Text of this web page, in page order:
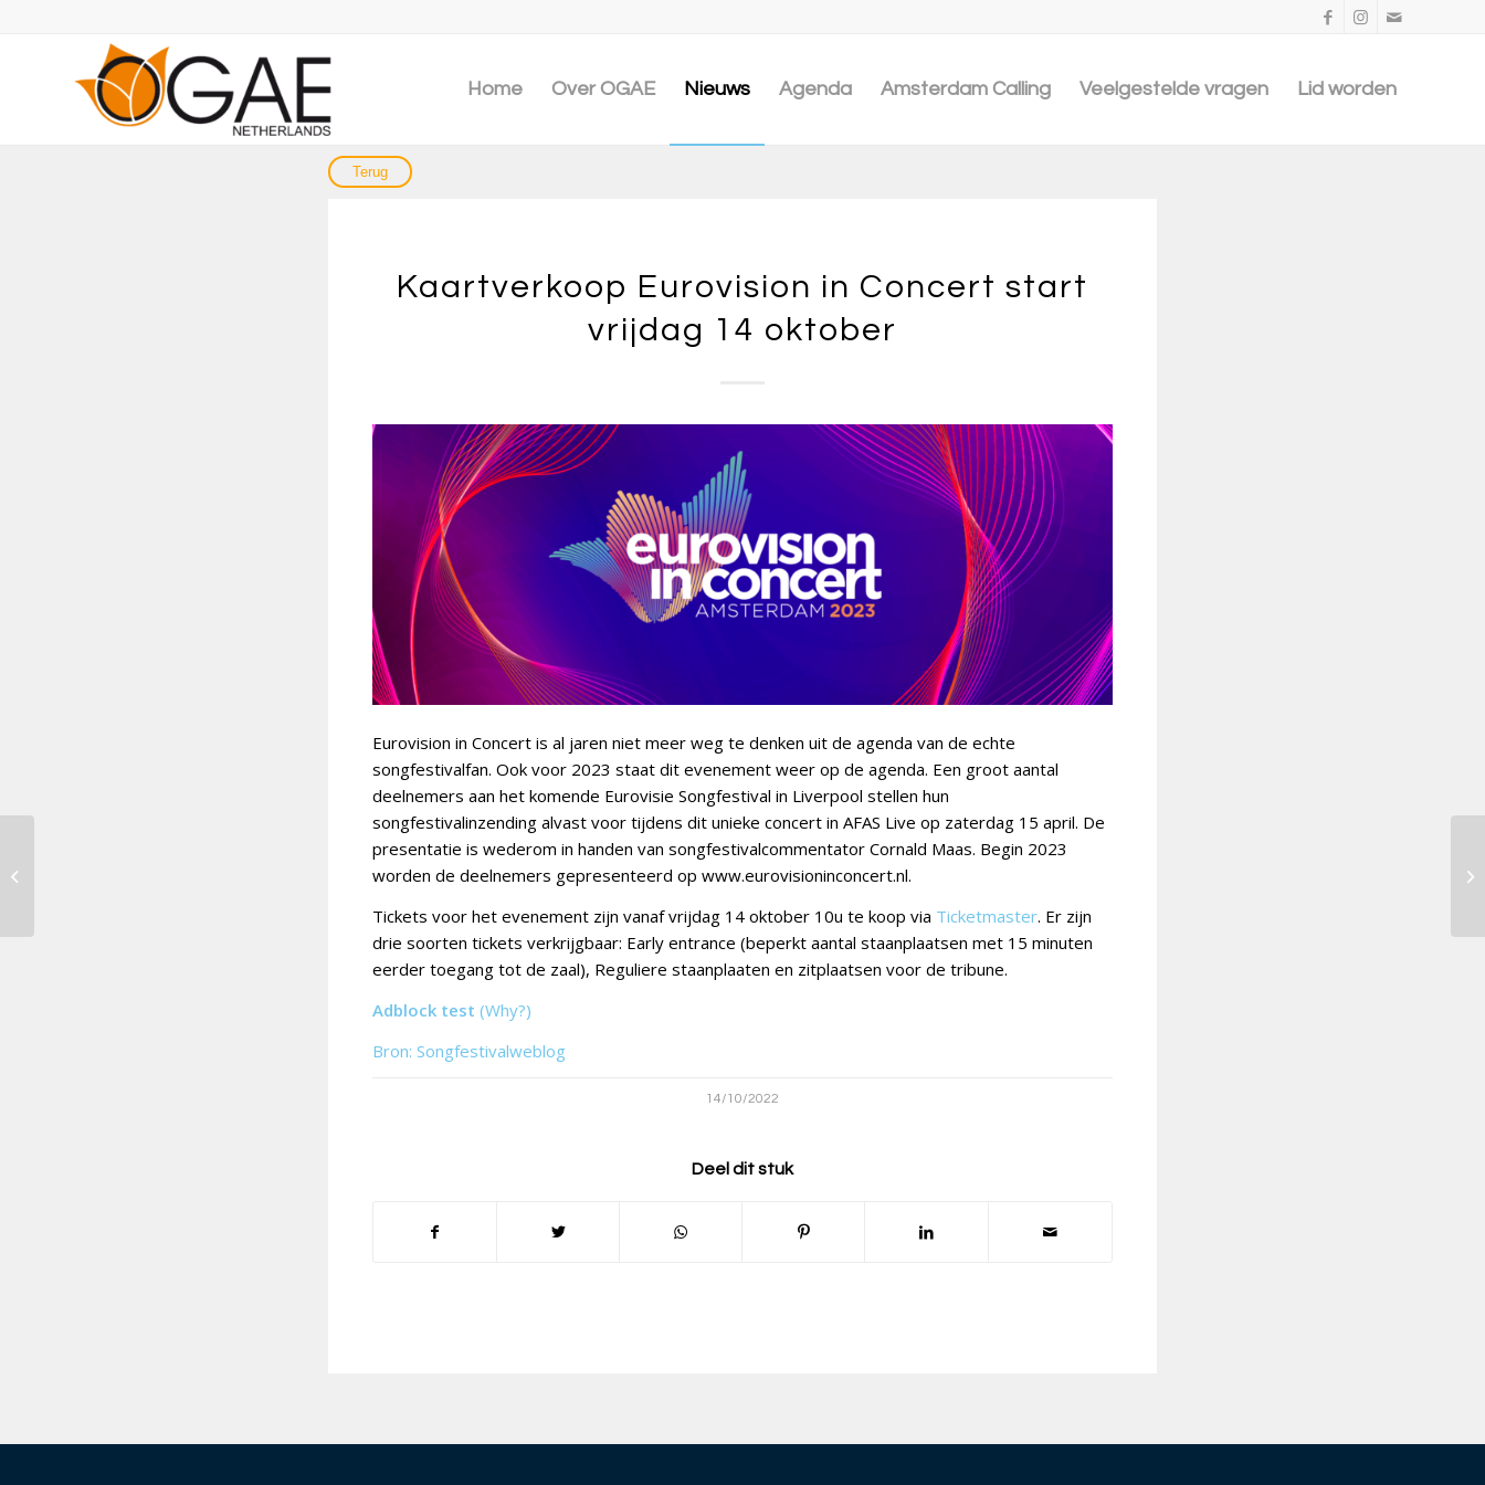
Home Over OGAE Nieuws Agenda Amsterdam Calling Veelgestelde vragen Lid worden
Kaartverkoop Eurovision in Concert start
vrijdag 14 oktober
Eurovision in Concert is al jaren niet meer weg te denken uit de agenda van de echte
songfestivalfan. Ook voor 2023 staat dit evenement weer op de agenda. Een groot aantal
deelnemers aan het komende Eurovisie Songfestival in Liverpool stellen hun
songfestivalinzending alvast voor tijdens dit unieke concert in AFAS Live op zaterdag 15 april. De
presentatie is wederom in handen van songfestivalcommentator Cornald Maas. Begin 2023
worden de deelnemers gepresenteerd op www.eurovisioninconcert.nl.
Tickets voor het evenement zijn vanaf vrijdag 14 oktober 10u te koop via Ticketmaster. Er zijn
drie soorten tickets verkrijgbaar: Early entrance (beperkt aantal staanplaatsen met 15 minuten
eerder toegang tot de zaal), Reguliere staanplaaten en zitplaatsen voor de tribune.
Adblock test (Why?)
Bron: Songfestivalweblog
14/10/2022
Deel dit stuk